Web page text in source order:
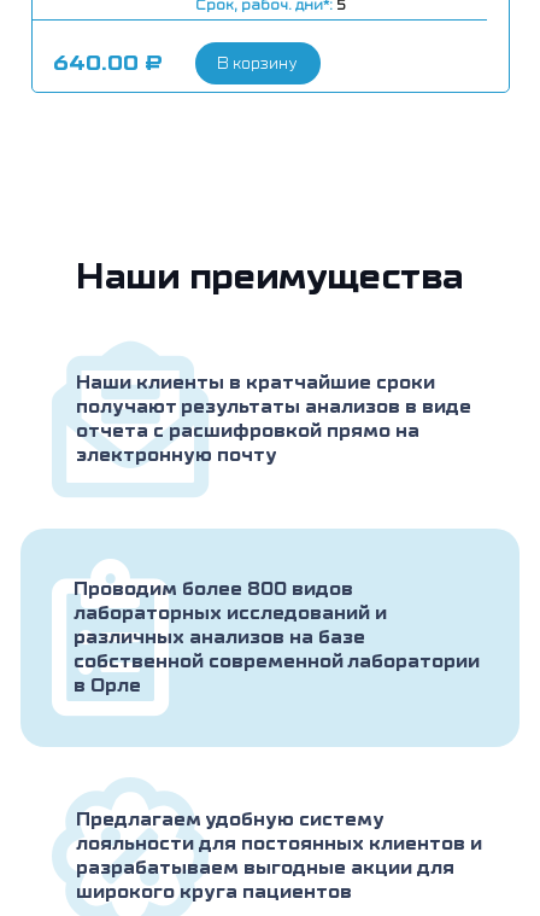
Срок, рабоч. дни*: 5
640.00 ₽ В корзину
Наши преимущества
Наши клиенты в кратчайшие сроки
получают результаты анализов в виде
отчета с расшифровкой прямо на
электронную почту
Проводим более 800 видов
лабораторных исследований и
различных анализов на базе
собственной современной лаборатории
в Орле
Предлагаем удобную систему
лояльности для постоянных клиентов и
разрабатываем выгодные акции для
широкого круга пациентов